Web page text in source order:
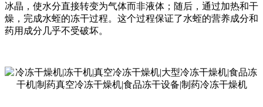
冰晶，使水分直接转变为气体而非液体；随后，通过加热和干
燥，完成水蛭的冻干过程。这个过程保证了水蛭的营养成分和
药用成分几乎不受破坏。